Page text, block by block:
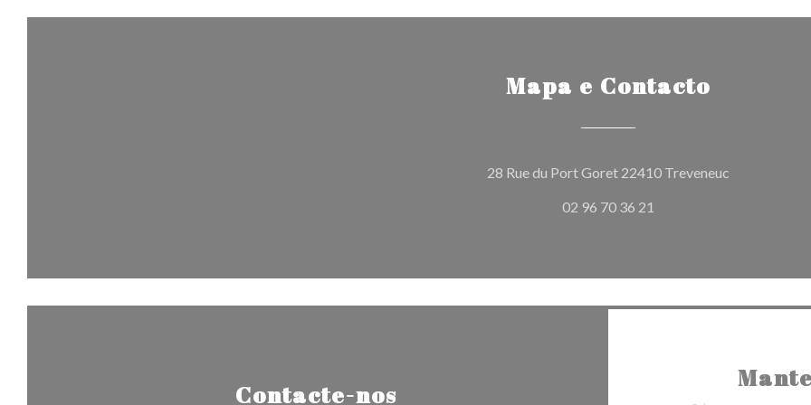
Mapa e Contacto
28 Rue du Port Goret 22410 Treveneuc
02 96 70 36 21
Contacte-nos